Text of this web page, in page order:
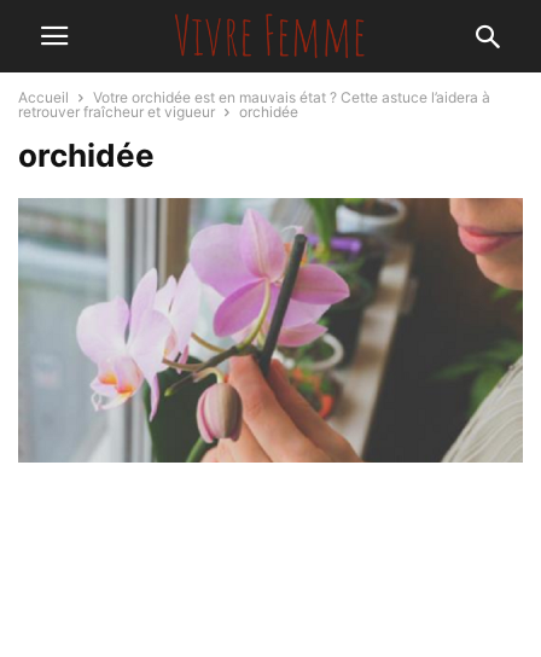
Accueil
Votre orchidée est en mauvais état ? Cette astuce l’aidera à
retrouver fraîcheur et vigueur
orchidée
orchidée